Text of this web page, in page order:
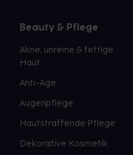
Beauty & Pflege
Akne, unreine & fettige
Haut
Anti-Age
Augenpflege
Hautstraffende Pflege
Dekorative Kosmetik